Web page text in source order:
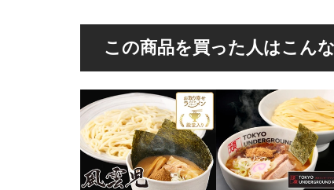
この商品を買った人はこん